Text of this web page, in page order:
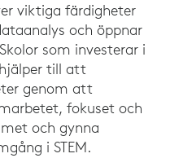
viktiga färdigheter
och öppnar
som investerar i
till att
genom att
fokuset och
och gynna
i STEM.